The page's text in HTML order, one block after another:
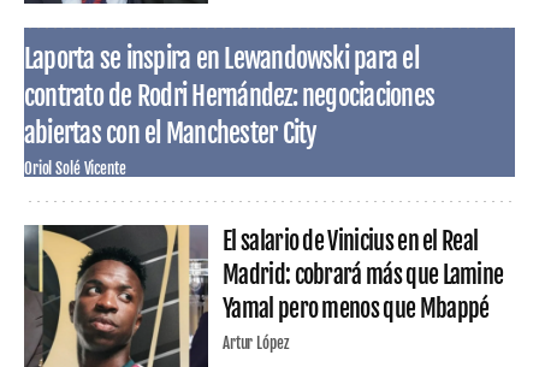
Laporta se inspira en Lewandowski para el
contrato de Rodri Hernández: negociaciones
abiertas con el Manchester City
Oriol Solé Vicente
El salario de Vinicius en el Real
Madrid: cobrará más que Lamine
Yamal pero menos que Mbappé
Artur López